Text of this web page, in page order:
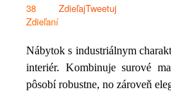
38
Zdieľaní
ZdieľajTweetuj
Nábytok s industriálnym
interiér. Kombinuje surové
pôsobí robustne, no zároveň